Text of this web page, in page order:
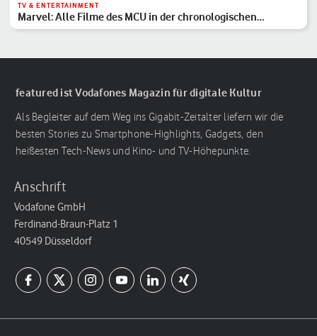
TV & ENTERTAINMENT
Marvel: Alle Filme des MCU in der chronologischen
Reihenfolge
featured ist Vodafones Magazin für digitale Kultur
Als Begleiter auf dem Weg ins Gigabit-Zeitalter liefern wir die
besten Stories zu Smartphone-Highlights, Gadgets, den
heißesten Tech-News und Kino- und TV-Höhepunkte.
Anschrift
Vodafone GmbH
Ferdinand-Braun-Platz 1
40549 Düsseldorf